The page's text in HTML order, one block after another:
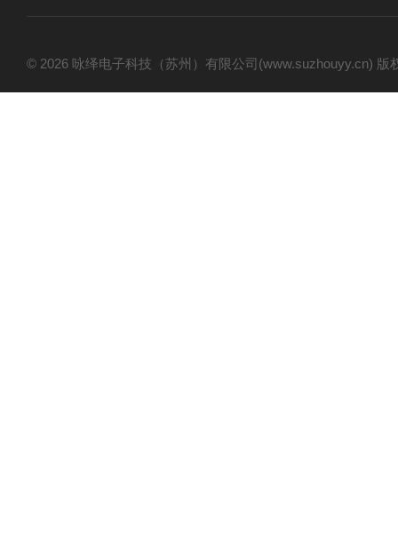
© 2026 咏绎电子科技（苏州）有限公司(www.suzhouyy.cn)